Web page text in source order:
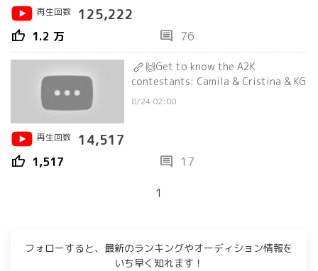
再生回数 125,222
thumb_up 1.2 万 comment 76
🙌Get to know the A2K
contestants: Camila & Cristina & KG
8/24 02:00
再生回数 14,517
thumb_up 1,517 comment 17
1
フォローすると、最新のランキングやオーディション情報を
いち早く知れます！